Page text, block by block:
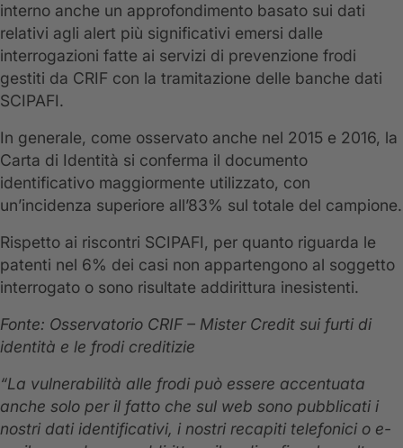
interno anche un approfondimento basato sui dati
relativi agli alert più significativi emersi dalle
interrogazioni fatte ai servizi di prevenzione frodi
gestiti da CRIF con la tramitazione delle banche dati
SCIPAFI.
In generale, come osservato anche nel 2015 e 2016, la
Carta di Identità si conferma il documento
identificativo maggiormente utilizzato, con
un’incidenza superiore all’83% sul totale del campione.
Rispetto ai riscontri SCIPAFI, per quanto riguarda le
patenti nel 6% dei casi non appartengono al soggetto
interrogato o sono risultate addirittura inesistenti.
Fonte: Osservatorio CRIF – Mister Credit sui furti di
identità e le frodi creditizie
“La vulnerabilità alle frodi può essere accentuata
anche solo per il fatto che sul web sono pubblicati i
nostri dati identificativi, i nostri recapiti telefonici o e-